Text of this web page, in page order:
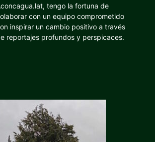
tengo la fortuna de
con un equipo comprometido
inspirar un cambio positivo a través
reportajes profundos y perspicaces.